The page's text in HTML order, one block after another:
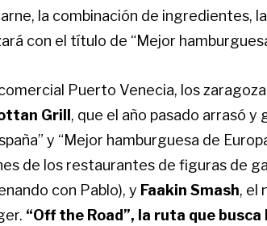
la combinación de ingredientes,
con el título de “Mejor
Puerto Venecia, los
Grill, que el año pasado arrasó y
y “Mejor hamburguesa de
de los restaurantes de figuras de
con Pablo), y Faakin Smash, el
“Off the Road”, la ruta que